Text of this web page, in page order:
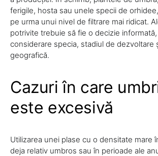
ferigile, hosta sau unele specii de
pe urma unui nivel de filtrare mai ridicat.
potrivite trebuie să fie o decizie
considerare specia, stadiul de dezvoltare
geografică.
Cazuri în care
este excesivă
Utilizarea unei plase cu o densitate mare
deja relativ umbros sau în perioade ale